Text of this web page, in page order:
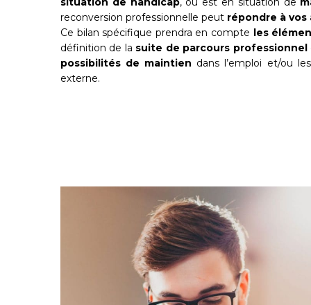
reconversion professionnelle peut répondre à
Ce bilan spécifique prendra en compte les
définition de la suite de parcours professionnel
possibilités de maintien dans l’emploi et/ou
externe.